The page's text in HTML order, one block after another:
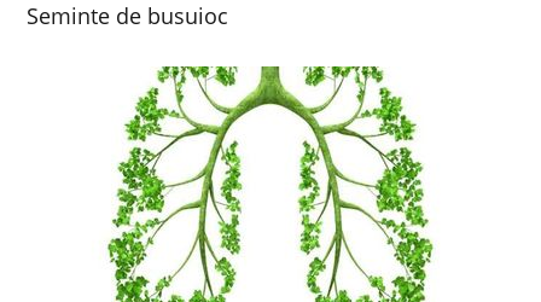
Seminte de busuioc